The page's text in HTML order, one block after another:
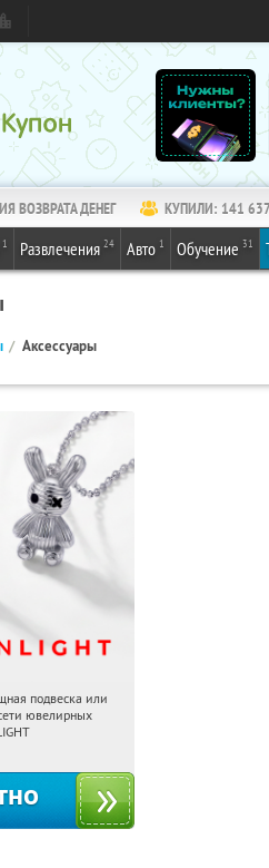
ВОЗВРАТА ДЕНЕГ КУПИЛИ: 141
1 Развлечения 24 Авто 1 Обучение 31
Аксессуары
Получили:
подвеска или
ювелирных